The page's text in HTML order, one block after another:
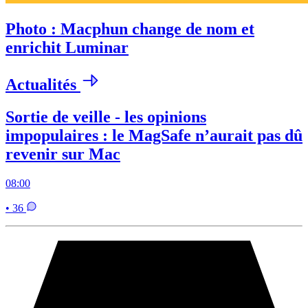
Photo : Macphun change de nom et
enrichit Luminar
Actualités
Sortie de veille - les opinions
impopulaires : le MagSafe n’aurait pas dû
revenir sur Mac
08:00
• 36